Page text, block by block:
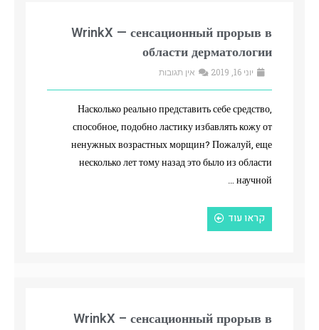
WrinkX — сенсационный прорыв в
области дерматологии
יוני 16, 2019 אין תגובות
Насколько реально представить себе средство,
способное, подобно ластику избавлять кожу от
ненужных возрастных морщин? Пожалуй, еще
несколько лет тому назад это было из области
научной …
קראו עוד
WrinkX – сенсационный прорыв в